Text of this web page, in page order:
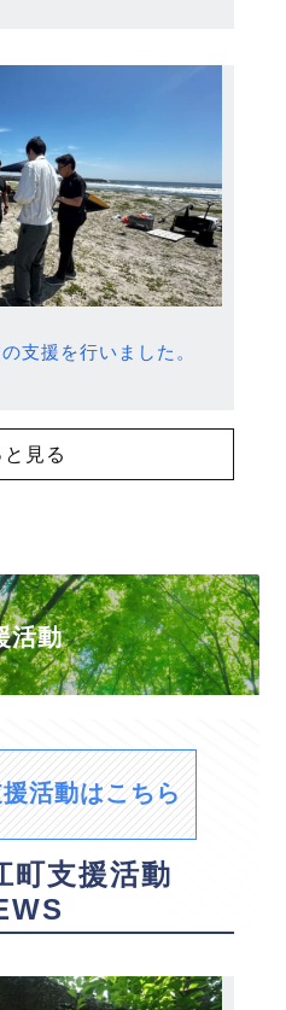
支援を行いました。
と見る
活動
活動はこちら
町支援活動